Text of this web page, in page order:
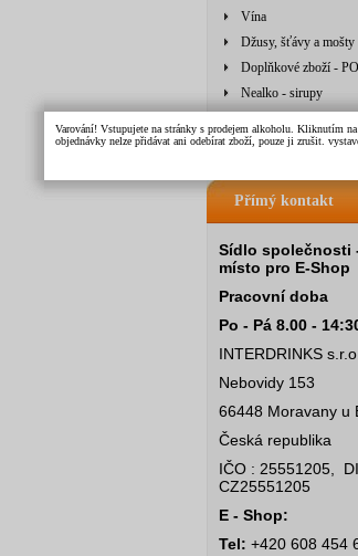
Vína
Džusy, šťávy a mošty
Doplňkové zboží -
Nealko - sirupy
Džusy, šťávy, mošty,
Přímý kontakt
Sídlo společnosti
místo pro E-Shop
Pracovní doba
Po - Pá 8.00 -
INTERDRINKS s.r.o.
Nebovidy 153
66448 Moravany u
Česká republika
IČO : 25551205,
CZ25551205
E - Shop:
Tel: +420 608 454
Varování! Vstupujete na stránky s prodejem alkoholu. Kliknutím
objednávky nelze přidávat ani odebírat zboží, pouze ji zrušit.